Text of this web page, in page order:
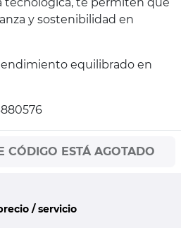
y sostenibilidad en
equilibrado en
CÓDIGO ESTÁ AGOTADO
/ servicio